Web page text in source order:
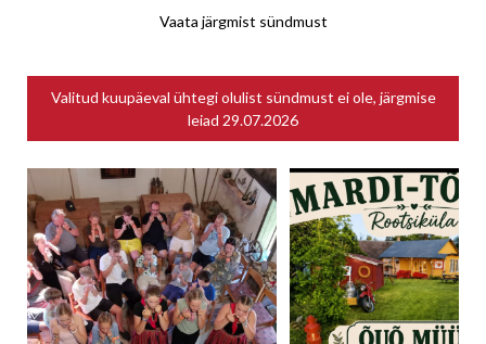
Vaata järgmist sündmust
Valitud kuupäeval ühtegi olulist sündmust ei ole, järgmise
leiad 29.07.2026